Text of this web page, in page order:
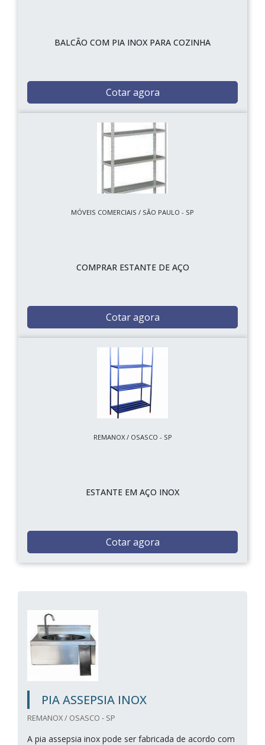
BALCÃO COM PIA INOX PARA COZINHA
Cotar agora
MÓVEIS COMERCIAIS / SÃO PAULO - SP
COMPRAR ESTANTE DE AÇO
Cotar agora
REMANOX / OSASCO - SP
ESTANTE EM AÇO INOX
Cotar agora
PIA ASSEPSIA INOX
REMANOX / OSASCO - SP
A pia assepsia inox pode ser fabricada de acordo com